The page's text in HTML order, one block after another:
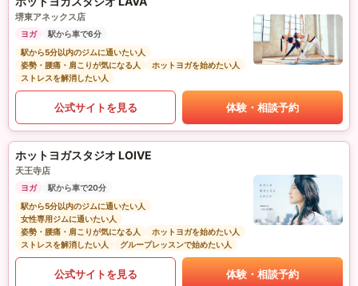
堺東アネックス店
ヨガ
駅から車で6分
駅から5分以内のジムに通いたい人
姿勢・腰痛・肩こりが気になる人
ホットヨガを始めたい人
ストレスを解消したい人
公式サイトを見る 体験・相談予約
ホットヨガスタジオ LOIVE
天王寺店
ヨガ
駅から車で20分
駅から5分以内のジムに通いたい人
女性専用ジムに通いたい人
姿勢・腰痛・肩こりが気になる人
ホットヨガを始めたい人
ストレスを解消したい人
グループレッスンで始めたい人
公式サイトを見る 体験・相談予約